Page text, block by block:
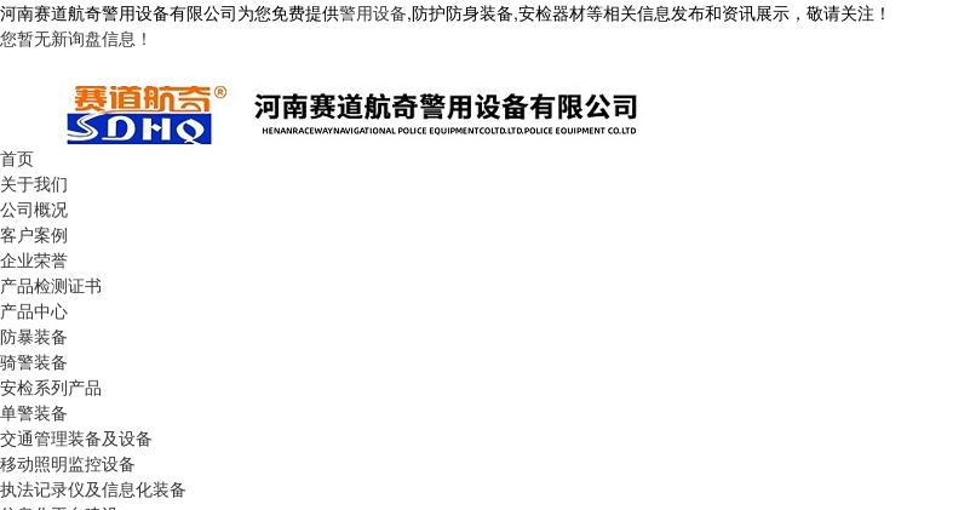
河南赛道航奇警用设备有限公司为您免费提供警用设备,防护防身装备,安检器材等相关信息发布和资讯展示，敬请关注！
您暂无新询盘信息！
首页
关于我们
公司概况
客户案例
企业荣誉
产品检测证书
产品中心
防暴装备
骑警装备
安检系列产品
单警装备
交通管理装备及设备
移动照明监控设备
执法记录仪及信息化装备